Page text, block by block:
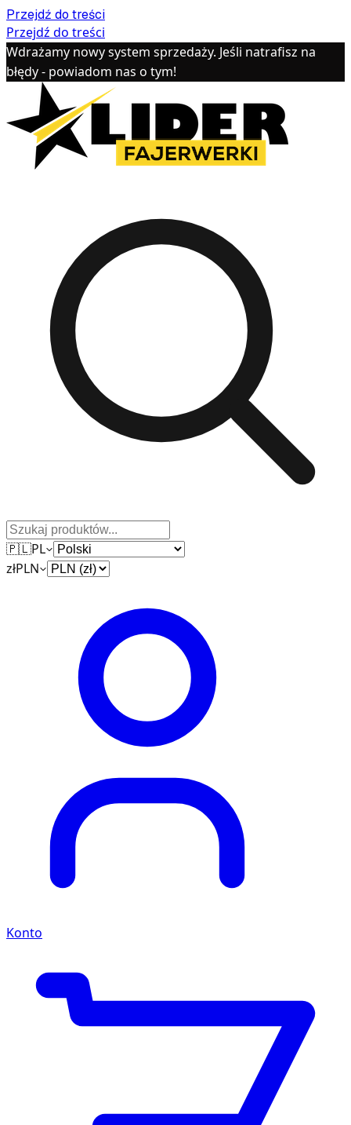
Przejdź do treści
Przejdź do treści
Wdrażamy nowy system sprzedaży. Jeśli natrafisz na
błędy - powiadom nas o tym!
🇵🇱PL
złPLN
Konto